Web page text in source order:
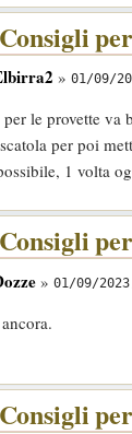
» 01/09/
le provette va
per poi
1 volta
» 01/09/